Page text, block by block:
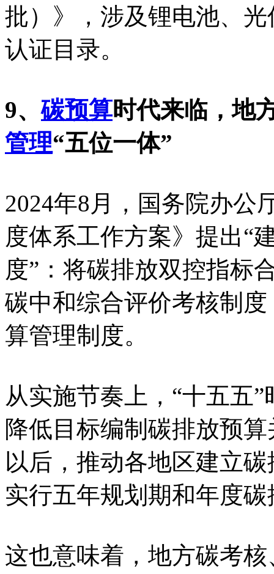
批）》，涉及锂电池、
认证目录。
9、碳预算时代来临，地
管理“五位一体”
2024年8月，国务院办公
度体系工作方案》提出“
度”：将碳排放双控指标
碳中和综合评价考核制
算管理制度。
从实施节奏上，“十五五
降低目标编制碳排放预
以后，推动各地区建立
实行五年规划期和年度
这也意味着，地方碳考